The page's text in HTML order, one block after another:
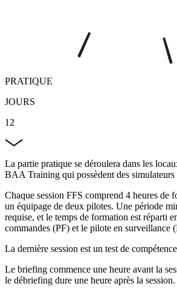
PRATIQUE
JOURS
12
La partie pratique se déroulera dans les
BAA Training qui possèdent des
Chaque session FFS comprend 4 heures de
un équipage de deux pilotes. Une période
requise, et le temps de formation est réparti
commandes (PF) et le pilote en surveillance
La dernière session est un test de
Le briefing commence une heure avant la
le débriefing dure une heure après la session.